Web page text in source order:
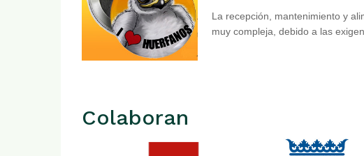
La recepción, mantenimiento y
muy compleja, debido a las
Colaboran